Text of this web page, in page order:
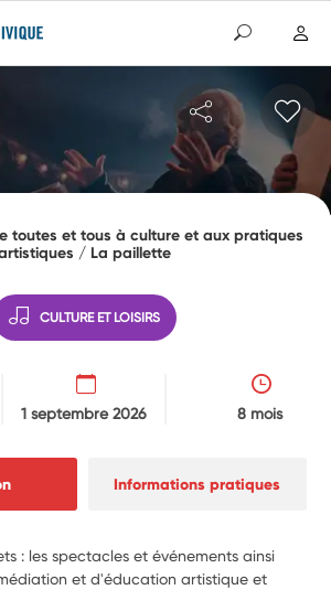
toutes et tous à culture et aux pratiques
/ La paillette
CULTURE ET LOISIRS
1 septembre 2026 8 mois
Informations pratiques
: les spectacles et événements ainsi
et d'éducation artistique et